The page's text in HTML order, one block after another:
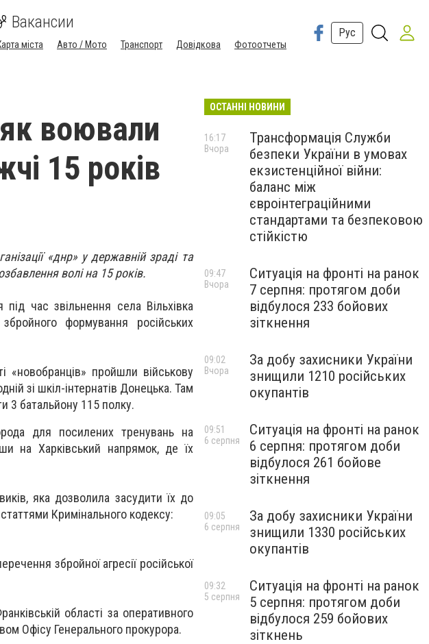
Вакансии
міста Авто / Мото Транспорт Довідкова Фотоотчеты
Рус
воювали
15 років
«днр» у державній зраді та
волі на 15 років.
час звільнення села Вільхівка
формування російських
«новобранців» пройшли військову
зі шкіл-інтернатів Донецька. Там
3 батальйону 115 полку.
для посилених тренувань на
на Харківський напрямок, де їх
яка дозволила засудити їх до
Кримінального кодексу:
збройної агресії російської
області за оперативного
Офісу Генерального прокурора.
ОСТАННІ НОВИНИ
Трансформація Служби
безпеки України в умовах
екзистенційної війни:
баланс між
євроінтеграційними
стандартами та безпековою
стійкістю
16:17
Вчора
Ситуація на фронті на ранок
7 серпня: протягом доби
відбулося 233 бойових
зіткнення
09:47
Вчора
За добу захисники України
знищили 1210 російських
окупантів
09:02
Вчора
Ситуація на фронті на ранок
6 серпня: протягом доби
відбулося 261 бойове
зіткнення
09:51
6 серпня
За добу захисники України
знищили 1330 російських
окупантів
09:05
6 серпня
Ситуація на фронті на ранок
5 серпня: протягом доби
відбулося 259 бойових
зіткнень
09:32
5 серпня